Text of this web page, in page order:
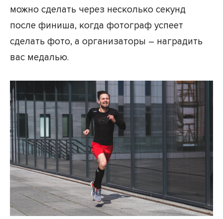
можно сделать через несколько секунд
после финиша, когда фотограф успеет
сделать фото, а организаторы – наградить
вас медалью.